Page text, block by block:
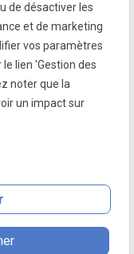
phone
de désactiver les
et de marketing
vos paramètres
lien 'Gestion des
noter que la
un impact sur